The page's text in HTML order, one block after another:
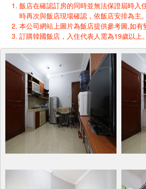
飯店在確認訂房的同時並無法保證屆時入
時再次與飯店現場確認，依飯店安排為主。
本公司網站上圖片為飯店提供參考圖,如
訂購韓國飯店，入住代表人需為19歲以上。